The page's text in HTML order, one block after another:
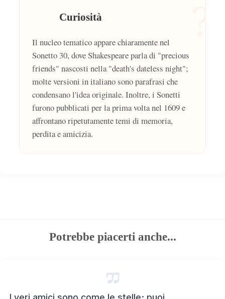
Curiosità
Il nucleo tematico appare chiaramente nel
Sonetto 30, dove Shakespeare parla di "precious
friends" nascosti nella "death's dateless night";
molte versioni in italiano sono parafrasi che
condensano l'idea originale. Inoltre, i Sonetti
furono pubblicati per la prima volta nel 1609 e
affrontano ripetutamente temi di memoria,
perdita e amicizia.
Potrebbe piacerti anche...